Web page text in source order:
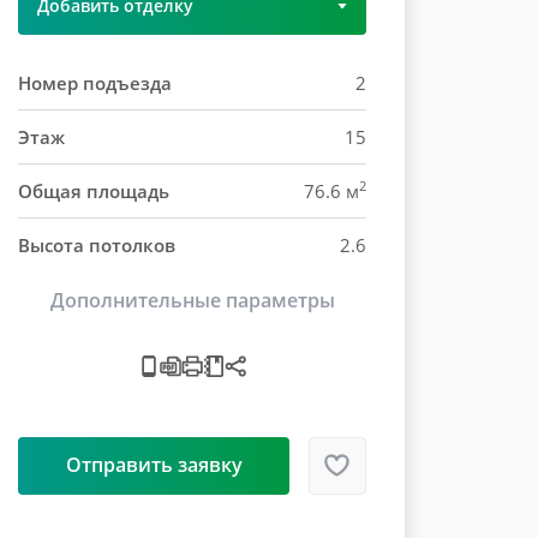
Добавить отделку
Номер подъезда 2
Этаж 15
Общая площадь 76.6 м2
Высота потолков 2.6
Дополнительные параметры
Отправить заявку